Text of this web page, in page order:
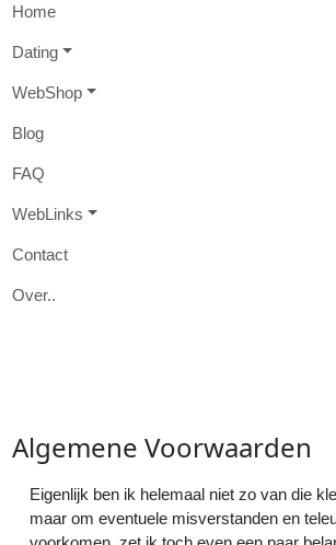
Home
Dating
WebShop
Blog
FAQ
WebL inks
Contact
Over..
AlgemeneVoorwaarden
Eigenlijk ben ik helemaal niet zo van die
maar om eventuele misverstanden en